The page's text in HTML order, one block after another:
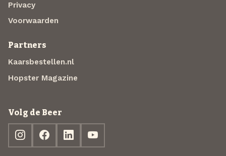
Privacy
Voorwaarden
Partners
Kaarsbestellen.nl
Hopster Magazine
Volg de Beer